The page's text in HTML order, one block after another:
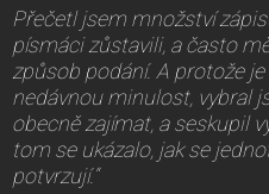
Přečetl jsem množství
písmáci zůstavili, a často
způsob podání. A protože
nedávnou minulost, vybral
obecně zajímat, a seskupil
tom se ukázalo, jak se
potvrzují.“